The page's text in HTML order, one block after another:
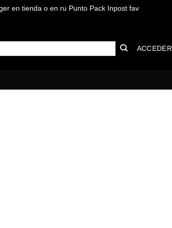
en tienda o en ru Punto Pack Inpost fav
ACCEDER